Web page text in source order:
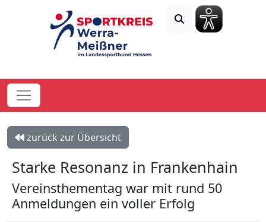
zurück zur Übersicht
Starke Resonanz in Frankenhain
Vereinsthementag war mit rund 50
Anmeldungen ein voller Erfolg